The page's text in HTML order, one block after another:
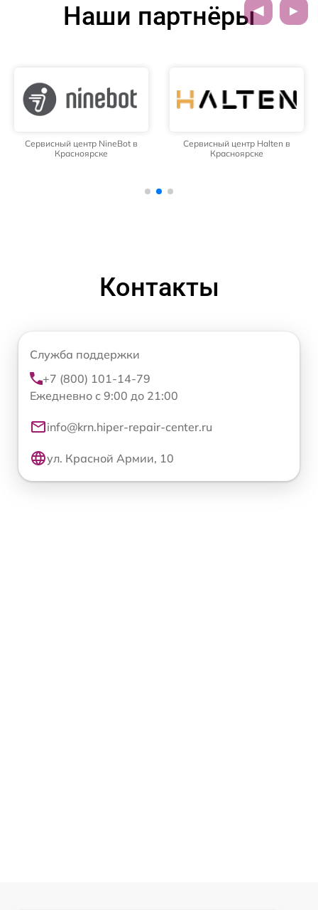
Наши партнёры
Сервисный центр NineBot в
Красноярске
Сервисный центр Halten в
Красноярске
Контакты
Служба поддержки
+7 (800) 101-14-79
Ежедневно с 9:00 до 21:00
info@krn.hiper-repair-center.ru
ул. Красной Армии, 10